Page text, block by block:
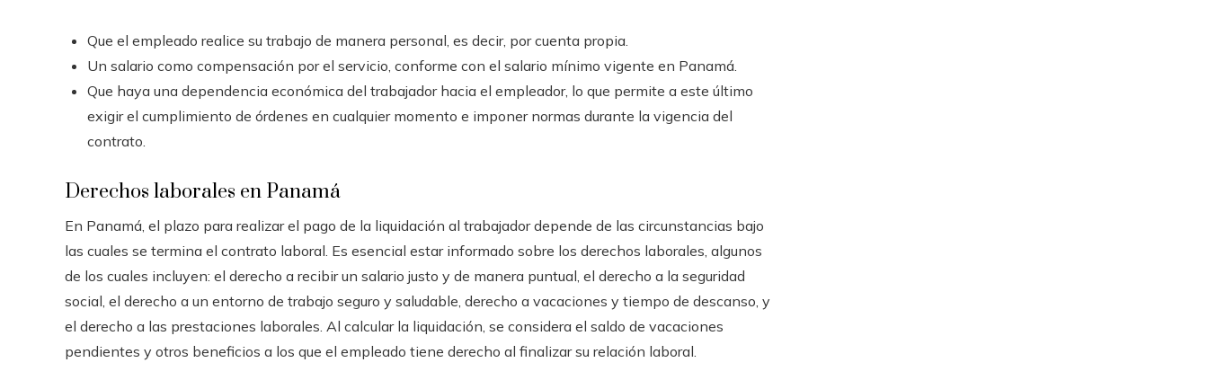
Que el empleado realice su trabajo de manera personal, es decir, por cuenta propia.
Un salario como compensación por el servicio, conforme con el salario mínimo vigente en Panamá.
Que haya una dependencia económica del trabajador hacia el empleador, lo que permite a este último
exigir el cumplimiento de órdenes en cualquier momento e imponer normas durante la vigencia del
contrato.
Derechos laborales en Panamá
En Panamá, el plazo para realizar el pago de la liquidación al trabajador depende de las circunstancias bajo
las cuales se termina el contrato laboral. Es esencial estar informado sobre los derechos laborales, algunos
de los cuales incluyen: el derecho a recibir un salario justo y de manera puntual, el derecho a la seguridad
social, el derecho a un entorno de trabajo seguro y saludable, derecho a vacaciones y tiempo de descanso, y
el derecho a las prestaciones laborales. Al calcular la liquidación, se considera el saldo de vacaciones
pendientes y otros beneficios a los que el empleado tiene derecho al finalizar su relación laboral.